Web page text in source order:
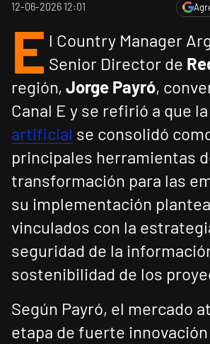
12-06-2026 12:01
E l Country Manager
Senior Director de
región, Jorge Payró,
Canal E y se refirió a que la
artificial se consolidó
principales herramientas
transformación para las
su implementación
vinculados con la
seguridad de la
sostenibilidad de los
Según Payró, el mercado
etapa de fuerte